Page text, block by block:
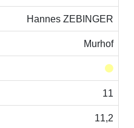
Hannes ZEBINGER
Murhof
11
11,2